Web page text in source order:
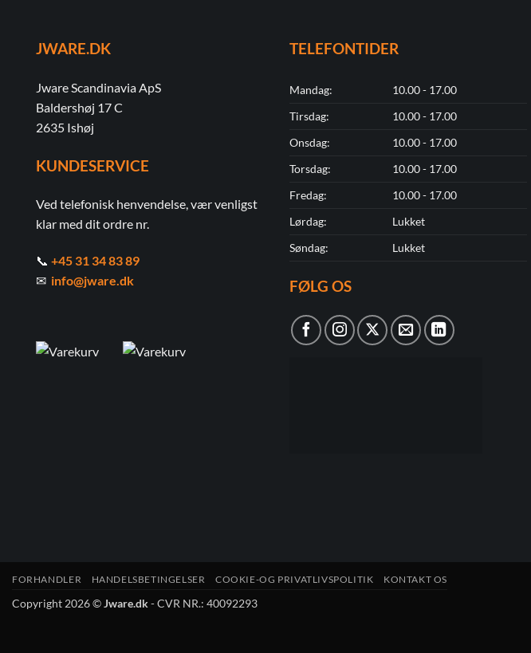
JWARE.DK
Jware Scandinavia ApS
Baldershøj 17 C
2635 Ishøj
KUNDESERVICE
Ved telefonisk henvendelse, vær venligst
klar med dit ordre nr.
📞 +45 31 34 83 89
✉ info@jware.dk
TELEFONTIDER
Mandag:
10.00 - 17.00
Tirsdag:
10.00 - 17.00
Onsdag:
10.00 - 17.00
Torsdag:
10.00 - 17.00
Fredag:
10.00 - 17.00
Lørdag:
Lukket
Søndag:
Lukket
FØLG OS
FORHANDLER HANDELSBETINGELSER COOKIE-OG PRIVATLIVSPOLITIK KONTAKT OS
Copyright 2026 ©Jware.dk- CVR NR.: 40092293